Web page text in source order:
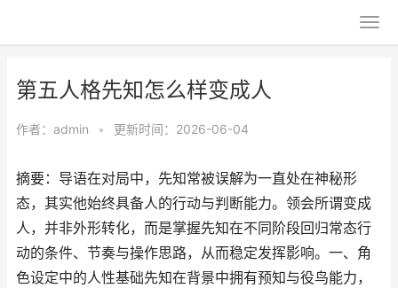
第五人格先知怎么样变成人
作者： admin • 更新时间：2026-06-04
摘要：导语在对局中，先知常被误解为一直处在神秘形
态，其实他始终具备人的行动与判断能力。领会所谓变成
人，并非外形转化，而是掌握先知在不同阶段回归常态行
动的条件、节奏与操作思路，从而稳定发挥影响。一、角
色设定中的人性基础先知在背景中拥有预知与役鸟能力，